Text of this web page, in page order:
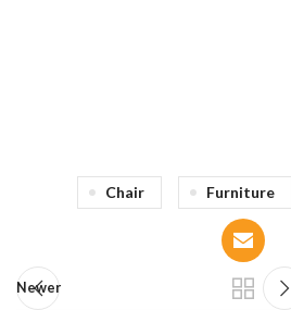
Chair Furniture
Newer